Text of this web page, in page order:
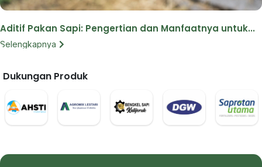
Aditif Pakan Sapi: Pengertian dan Manfaatnya untuk...
Selengkapnya
Dukungan Produk